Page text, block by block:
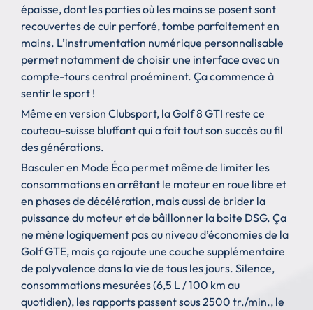
épaisse, dont les parties où les mains se posent sont
recouvertes de cuir perforé, tombe parfaitement en
mains. L’instrumentation numérique personnalisable
permet notamment de choisir une interface avec un
compte-tours central proéminent. Ça commence à
sentir le sport !
Même en version Clubsport, la Golf 8 GTI reste ce
couteau-suisse bluffant qui a fait tout son succès au fil
des générations.
Basculer en Mode Éco permet même de limiter les
consommations en arrêtant le moteur en roue libre et
en phases de décélération, mais aussi de brider la
puissance du moteur et de bâillonner la boite DSG. Ça
ne mène logiquement pas au niveau d’économies de la
Golf GTE, mais ça rajoute une couche supplémentaire
de polyvalence dans la vie de tous les jours. Silence,
consommations mesurées (6,5 L / 100 km au
quotidien), les rapports passent sous 2500 tr./min., le